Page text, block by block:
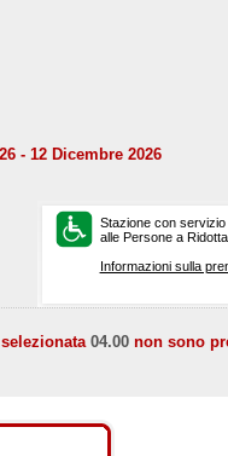
- 12 Dicembre 2026
Stazione con
alle Persone a
Informazioni sulla
04.00 non sono